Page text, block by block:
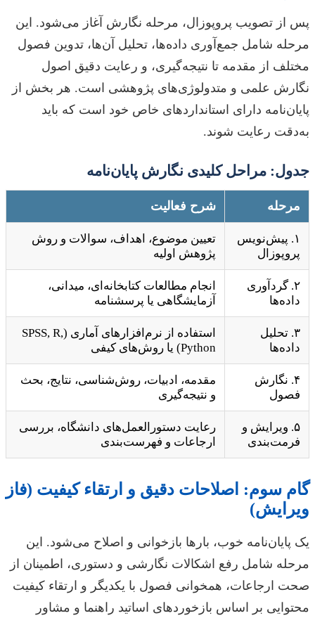
پس از تصویب پروپوزال، مرحله نگارش آغاز می‌شود. این
مرحله شامل جمع‌آوری داده‌ها، تحلیل آن‌ها، تدوین فصول
مختلف از مقدمه تا نتیجه‌گیری، و رعایت دقیق اصول
نگارش علمی و متدولوژی‌های پژوهشی است. هر بخش از
پایان‌نامه دارای استانداردهای خاص خود است که باید
به‌دقت رعایت شوند.
جدول: مراحل کلیدی نگارش پایان‌نامه
مرحله شرح فعالیت
۱. پیش‌نویس
پروپوزال
تعیین موضوع، اهداف، سوالات و روش
پژوهش اولیه
۲. گردآوری
داده‌ها
انجام مطالعات کتابخانه‌ای، میدانی،
آزمایشگاهی یا پرسشنامه
۳. تحلیل
داده‌ها
استفاده از نرم‌افزارهای آماری (SPSS, R,
Python) یا روش‌های کیفی
۴. نگارش
فصول
مقدمه، ادبیات، روش‌شناسی، نتایج، بحث
و نتیجه‌گیری
۵. ویرایش و
فرمت‌بندی
رعایت دستورالعمل‌های دانشگاه، بررسی
ارجاعات و فهرست‌بندی
گام سوم: اصلاحات دقیق و ارتقاء کیفیت (فاز
ویرایش)
یک پایان‌نامه خوب، بارها بازخوانی و اصلاح می‌شود. این
مرحله شامل رفع اشکالات نگارشی و دستوری، اطمینان از
صحت ارجاعات، همخوانی فصول با یکدیگر و ارتقاء کیفیت
محتوایی بر اساس بازخوردهای اساتید راهنما و مشاور